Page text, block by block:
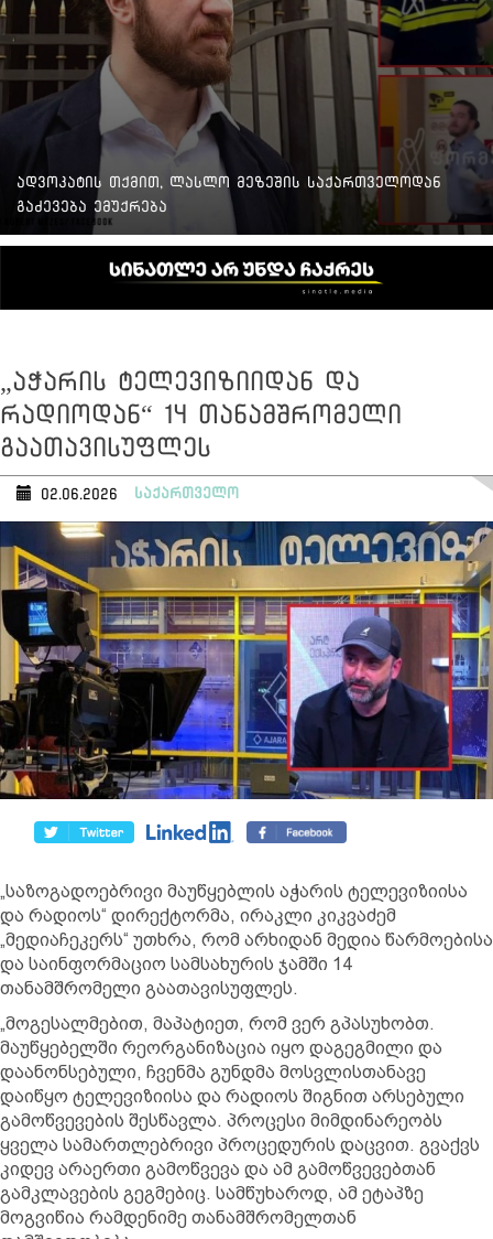
ადვოკატის თქმით, ლასლო მეზეშის საქართველოდან
გაძევება ემუქრება
„აჭარის ტელევიზიიდან და
რადიოდან“ 14 თანამშრომელი
გაათავისუფლეს
02.06.2026 საქართველო
„საზოგადოებრივი მაუწყებლის აჭარის ტელევიზიისა
და რადიოს“ დირექტორმა, ირაკლი კიკვაძემ
„მედიაჩეკერს“ უთხრა, რომ არხიდან მედია წარმოებისა
და საინფორმაციო სამსახურის ჯამში 14
თანამშრომელი გაათავისუფლეს.
„მოგესალმებით, მაპატიეთ, რომ ვერ გპასუხობთ.
მაუწყებელში რეორგანიზაცია იყო დაგეგმილი და
დაანონსებული, ჩვენმა გუნდმა მოსვლისთანავე
დაიწყო ტელევიზიისა და რადიოს შიგნით არსებული
გამოწვევების შესწავლა. პროცესი მიმდინარეობს
ყველა სამართლებრივი პროცედურის დაცვით. გვაქვს
კიდევ არაერთი გამოწვევა და ამ გამოწვევებთან
გამკლავების გეგმებიც. სამწუხაროდ, ამ ეტაპზე
მოგვიწია რამდენიმე თანამშრომელთან